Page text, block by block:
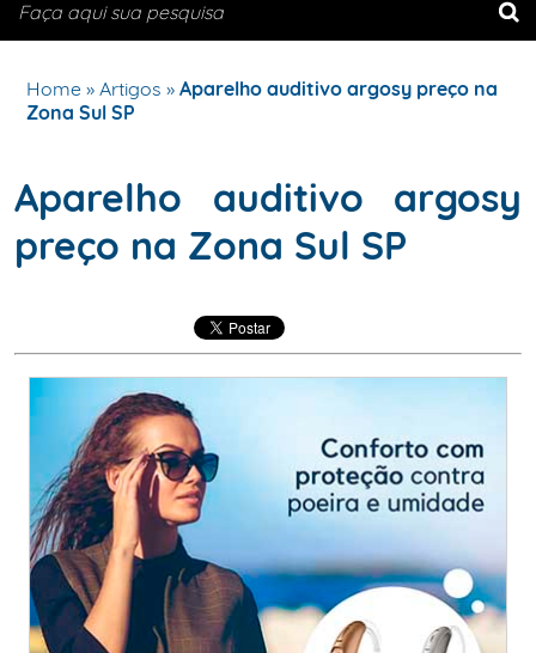
Home » Artigos » Aparelho auditivo argosy preço na
Zona Sul SP
Aparelho auditivo argosy
preço na Zona Sul SP